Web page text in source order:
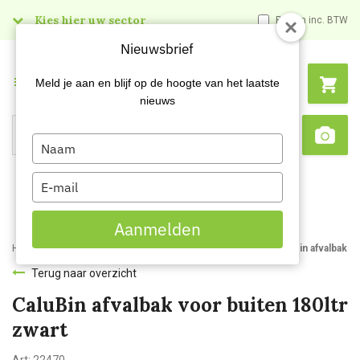
Kies hier uw sector Prijzen inc. BTW
Search
Menu
Home Webshop Afvalbakken en -zakken Afvalbakken CaluBin afvalbak
Terug naar overzicht
CaluBin afvalbak voor buiten 180ltr
zwart
Nieuwsbrief
Meld je aan en blijf op de hoogte van het laatste
nieuws
Type
your
name
Type
your
email
Aanmelden